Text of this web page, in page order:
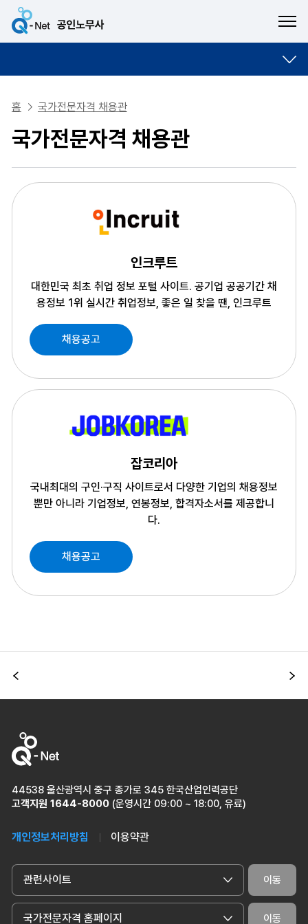
홈 국가전문자격 채용관
국가전문자격 채용관
인크루트
대한민국 최초 취업 정보 포털 사이트. 공기업 공공기간 채
용정보 1위 실시간 취업정보, 좋은 일 찾을 땐, 인크루트
채용공고
잡코리아
국내최대의 구인·구직 사이트로서 다양한 기업의 채용정보
뿐만 아니라 기업정보, 연봉정보, 합격자소서를 제공합니
다.
채용공고
이전
44538 울산광역시 중구 종가로 345 한국산업인력공단
고객지원 1644-8000 (운영시간 09:00 ~ 18:00, 유료)
개인정보처리방침 이용약관
관련사이트 이동
국가전문자격 홈페이지 이동